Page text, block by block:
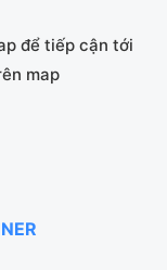
để tiếp cận tới
map